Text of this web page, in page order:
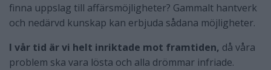
finna uppslag till affärsmöjligheter? Gammalt hantverk
och nedärvd kunskap kan erbjuda sådana möjligheter.
I vår tid är vi helt inriktade mot framtiden, då våra
problem ska vara lösta och alla drömmar infriade.